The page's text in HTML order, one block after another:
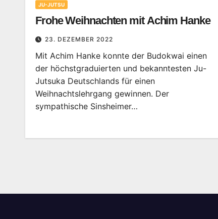
JU-JUTSU
Frohe Weihnachten mit Achim Hanke
23. DEZEMBER 2022
Mit Achim Hanke konnte der Budokwai einen
der höchstgraduierten und bekanntesten Ju-
Jutsuka Deutschlands für einen
Weihnachtslehrgang gewinnen. Der
sympathische Sinsheimer…